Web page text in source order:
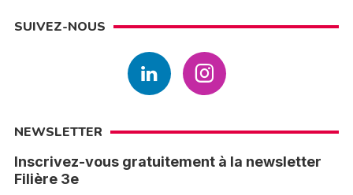
SUIVEZ-NOUS
NEWSLETTER
Inscrivez-vous gratuitement à la newsletter
Filière 3e